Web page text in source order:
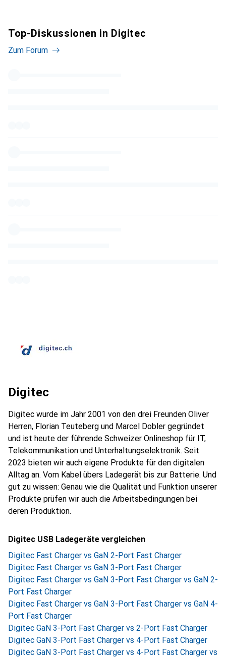
Top-Diskussionen in Digitec
Zum Forum
Digitec
Digitec wurde im Jahr 2001 von den drei Freunden Oliver
Herren, Florian Teuteberg und Marcel Dobler gegründet
und ist heute der führende Schweizer Onlineshop für IT,
Telekommunikation und Unterhaltungselektronik. Seit
2023 bieten wir auch eigene Produkte für den digitalen
Alltag an. Vom Kabel übers Ladegerät bis zur Batterie. Und
gut zu wissen: Genau wie die Qualität und Funktion unserer
Produkte prüfen wir auch die Arbeitsbedingungen bei
deren Produktion.
Digitec USB Ladegeräte vergleichen
Digitec Fast Charger vs GaN 2-Port Fast Charger
Digitec Fast Charger vs GaN 3-Port Fast Charger
Digitec Fast Charger vs GaN 3-Port Fast Charger vs GaN 2-
Port Fast Charger
Digitec Fast Charger vs GaN 3-Port Fast Charger vs GaN 4-
Port Fast Charger
Digitec GaN 3-Port Fast Charger vs 2-Port Fast Charger
Digitec GaN 3-Port Fast Charger vs 4-Port Fast Charger
Digitec GaN 3-Port Fast Charger vs 4-Port Fast Charger vs